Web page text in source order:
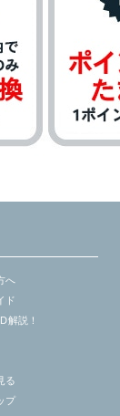
へ
ド
解説！
る
プ